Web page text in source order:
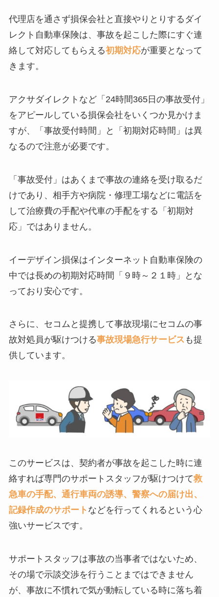
代理店を通さず損保会社と直接やりとりするダイ
レクト自動車保険は、事故を起こした際にすぐ連
絡して対応してもらえる初期対応が重要となって
きます。
アクサダイレクトなど「24時間365日の事故受付」
をアピールしている損保会社をいくつか見かけま
すが、「事故受付時間」と「初期対応時間」は異
なるので注意が必要です。
「事故受付」はあくまで事故の連絡を受け取るだ
けであり、相手方や病院・修理工場などに電話を
して治療費の手配や代車の手配をする「初期対
応」ではありません。
イーデザイン損保はインターネット自動車保険の
中では長めの初期対応時間「９時～２１時」とな
っており安心です。
さらに、セコムと提携して事故現場にセコムの事
故対処員が駆けつける事故現場急行サービス も提
供しています。
このサービスは、契約者が事故を起こした時に連
絡すれば専門のサポートスタッフが駆けつけて救
急車の手配、通行車両の誘導、警察への届け出、
記録作成のサポート などを行ってくれるという心
強いサービスです。
サポートスタッフは事故の当事者ではないため、
その場で示談交渉を行うことまではできません
が、事故に不慣れで気が動転している時に落ち着